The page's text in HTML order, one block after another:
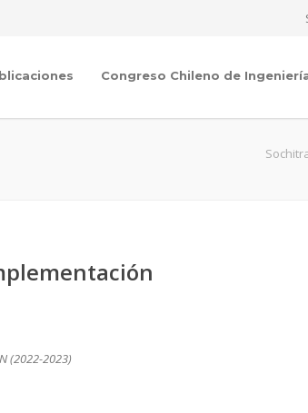
Congreso Chileno de
(2022-2023)